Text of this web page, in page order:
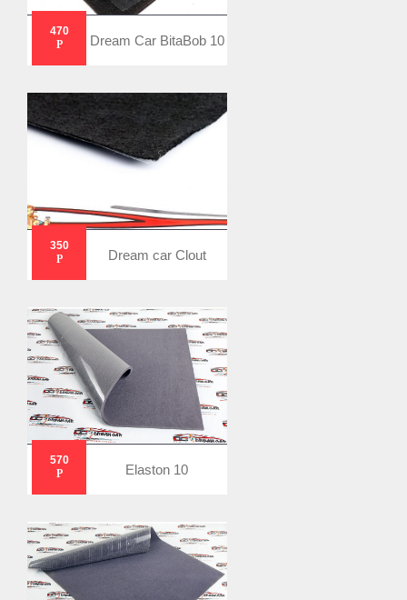
470
Р
Dream Car BitaBob 10
350
Р
Dream car Clout
570
Р
Elaston 10